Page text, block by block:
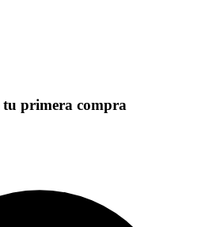
tu primera compra